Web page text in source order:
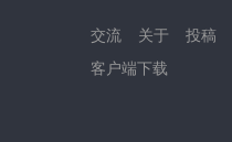
交流 关于
投稿
客户端下载